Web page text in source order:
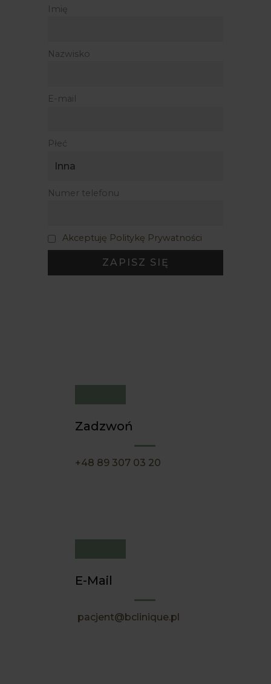
Imię
Nazwisko
E-mail
Płeć
Numer telefonu
Akceptuję Politykę Prywatności
Zadzwoń
+48 89 307 03 20
E-Mail
pacjent@bclinique.pl